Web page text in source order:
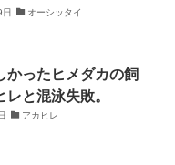
オーシッタイ
かったヒメダカの飼
と混泳失敗。
アカヒレ